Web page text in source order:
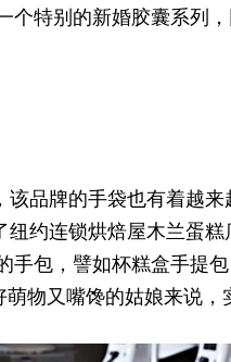
特别的新婚胶囊系列
品牌的手袋也有着越
约连锁烘焙屋木兰蛋
包，譬如杯糕盒手提
物又嘴馋的姑娘来说，